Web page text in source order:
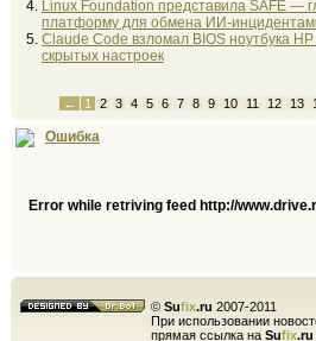
Linux Foundation представила SAFE —
платформу для обмена ИИ-
Claude Code взломал BIOS ноутбука
скрытых настроек
← 1 2 3 4 5 6 7 8 9 10 11 12 13
Ошибка
Error while retriving feed http://
© Sufix.ru 2007-2011
При использовании
прямая ссылка на Sufix.ru